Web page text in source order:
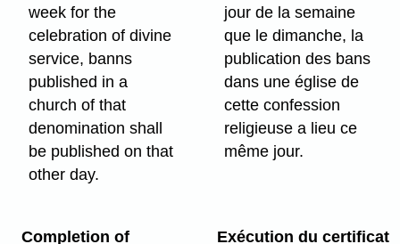
week for the
celebration of divine
service, banns
published in a
church of that
denomination shall
be published on that
other day.
jour de la semaine
que le dimanche, la
publication des bans
dans une église de
cette confession
religieuse a lieu ce
même jour.
Completion of Exécution du certificat